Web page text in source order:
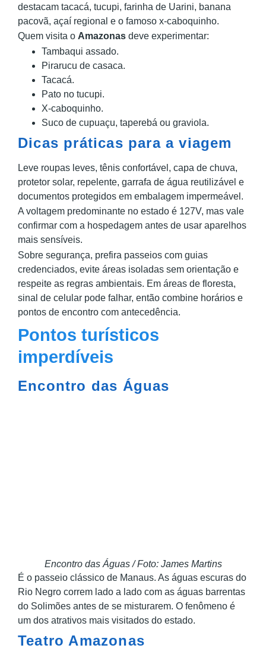
destacam tacacá, tucupi, farinha de Uarini, banana
pacovã, açaí regional e o famoso x-caboquinho.
Quem visita o Amazonas deve experimentar:
Tambaqui assado.
Pirarucu de casaca.
Tacacá.
Pato no tucupi.
X-caboquinho.
Suco de cupuaçu, taperebá ou graviola.
Dicas práticas para a viagem
Leve roupas leves, tênis confortável, capa de chuva,
protetor solar, repelente, garrafa de água reutilizável e
documentos protegidos em embalagem impermeável.
A voltagem predominante no estado é 127V, mas vale
confirmar com a hospedagem antes de usar aparelhos
mais sensíveis.
Sobre segurança, prefira passeios com guias
credenciados, evite áreas isoladas sem orientação e
respeite as regras ambientais. Em áreas de floresta,
sinal de celular pode falhar, então combine horários e
pontos de encontro com antecedência.
Pontos turísticos
imperdíveis
Encontro das Águas
Encontro das Águas / Foto: James Martins
É o passeio clássico de Manaus. As águas escuras do
Rio Negro correm lado a lado com as águas barrentas
do Solimões antes de se misturarem. O fenômeno é
um dos atrativos mais visitados do estado.
Teatro Amazonas